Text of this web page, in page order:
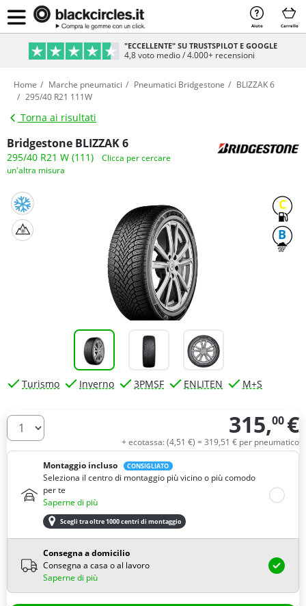
Aiuto Carrello
PAGAMENTO SICURO & RATEIZZABILE
Sicurezza e comodità al 100%
Home Marche pneumatici Pneumatici Bridgestone
BLIZZAK 6
295/40 R21 111W
Torna ai risultati
Bridgestone BLIZZAK 6
295/40 R21 W (111)
Clicca per cercare
un'altra misura
C
B
Turismo Inverno 3PMSF ENLITEN M+S
Quantità 315,00 €
+ ecotassa: (4,51 €) = 319,51 € per pneumatico
Montaggio incluso
CONSIGLIATO
Seleziona il centro di montaggio più vicino o più comodo
per te
Saperne di più
Scegli tra oltre 1000 centri di montaggio
Consegna a domicilio
Consegna a casa o al lavoro
Saperne di più